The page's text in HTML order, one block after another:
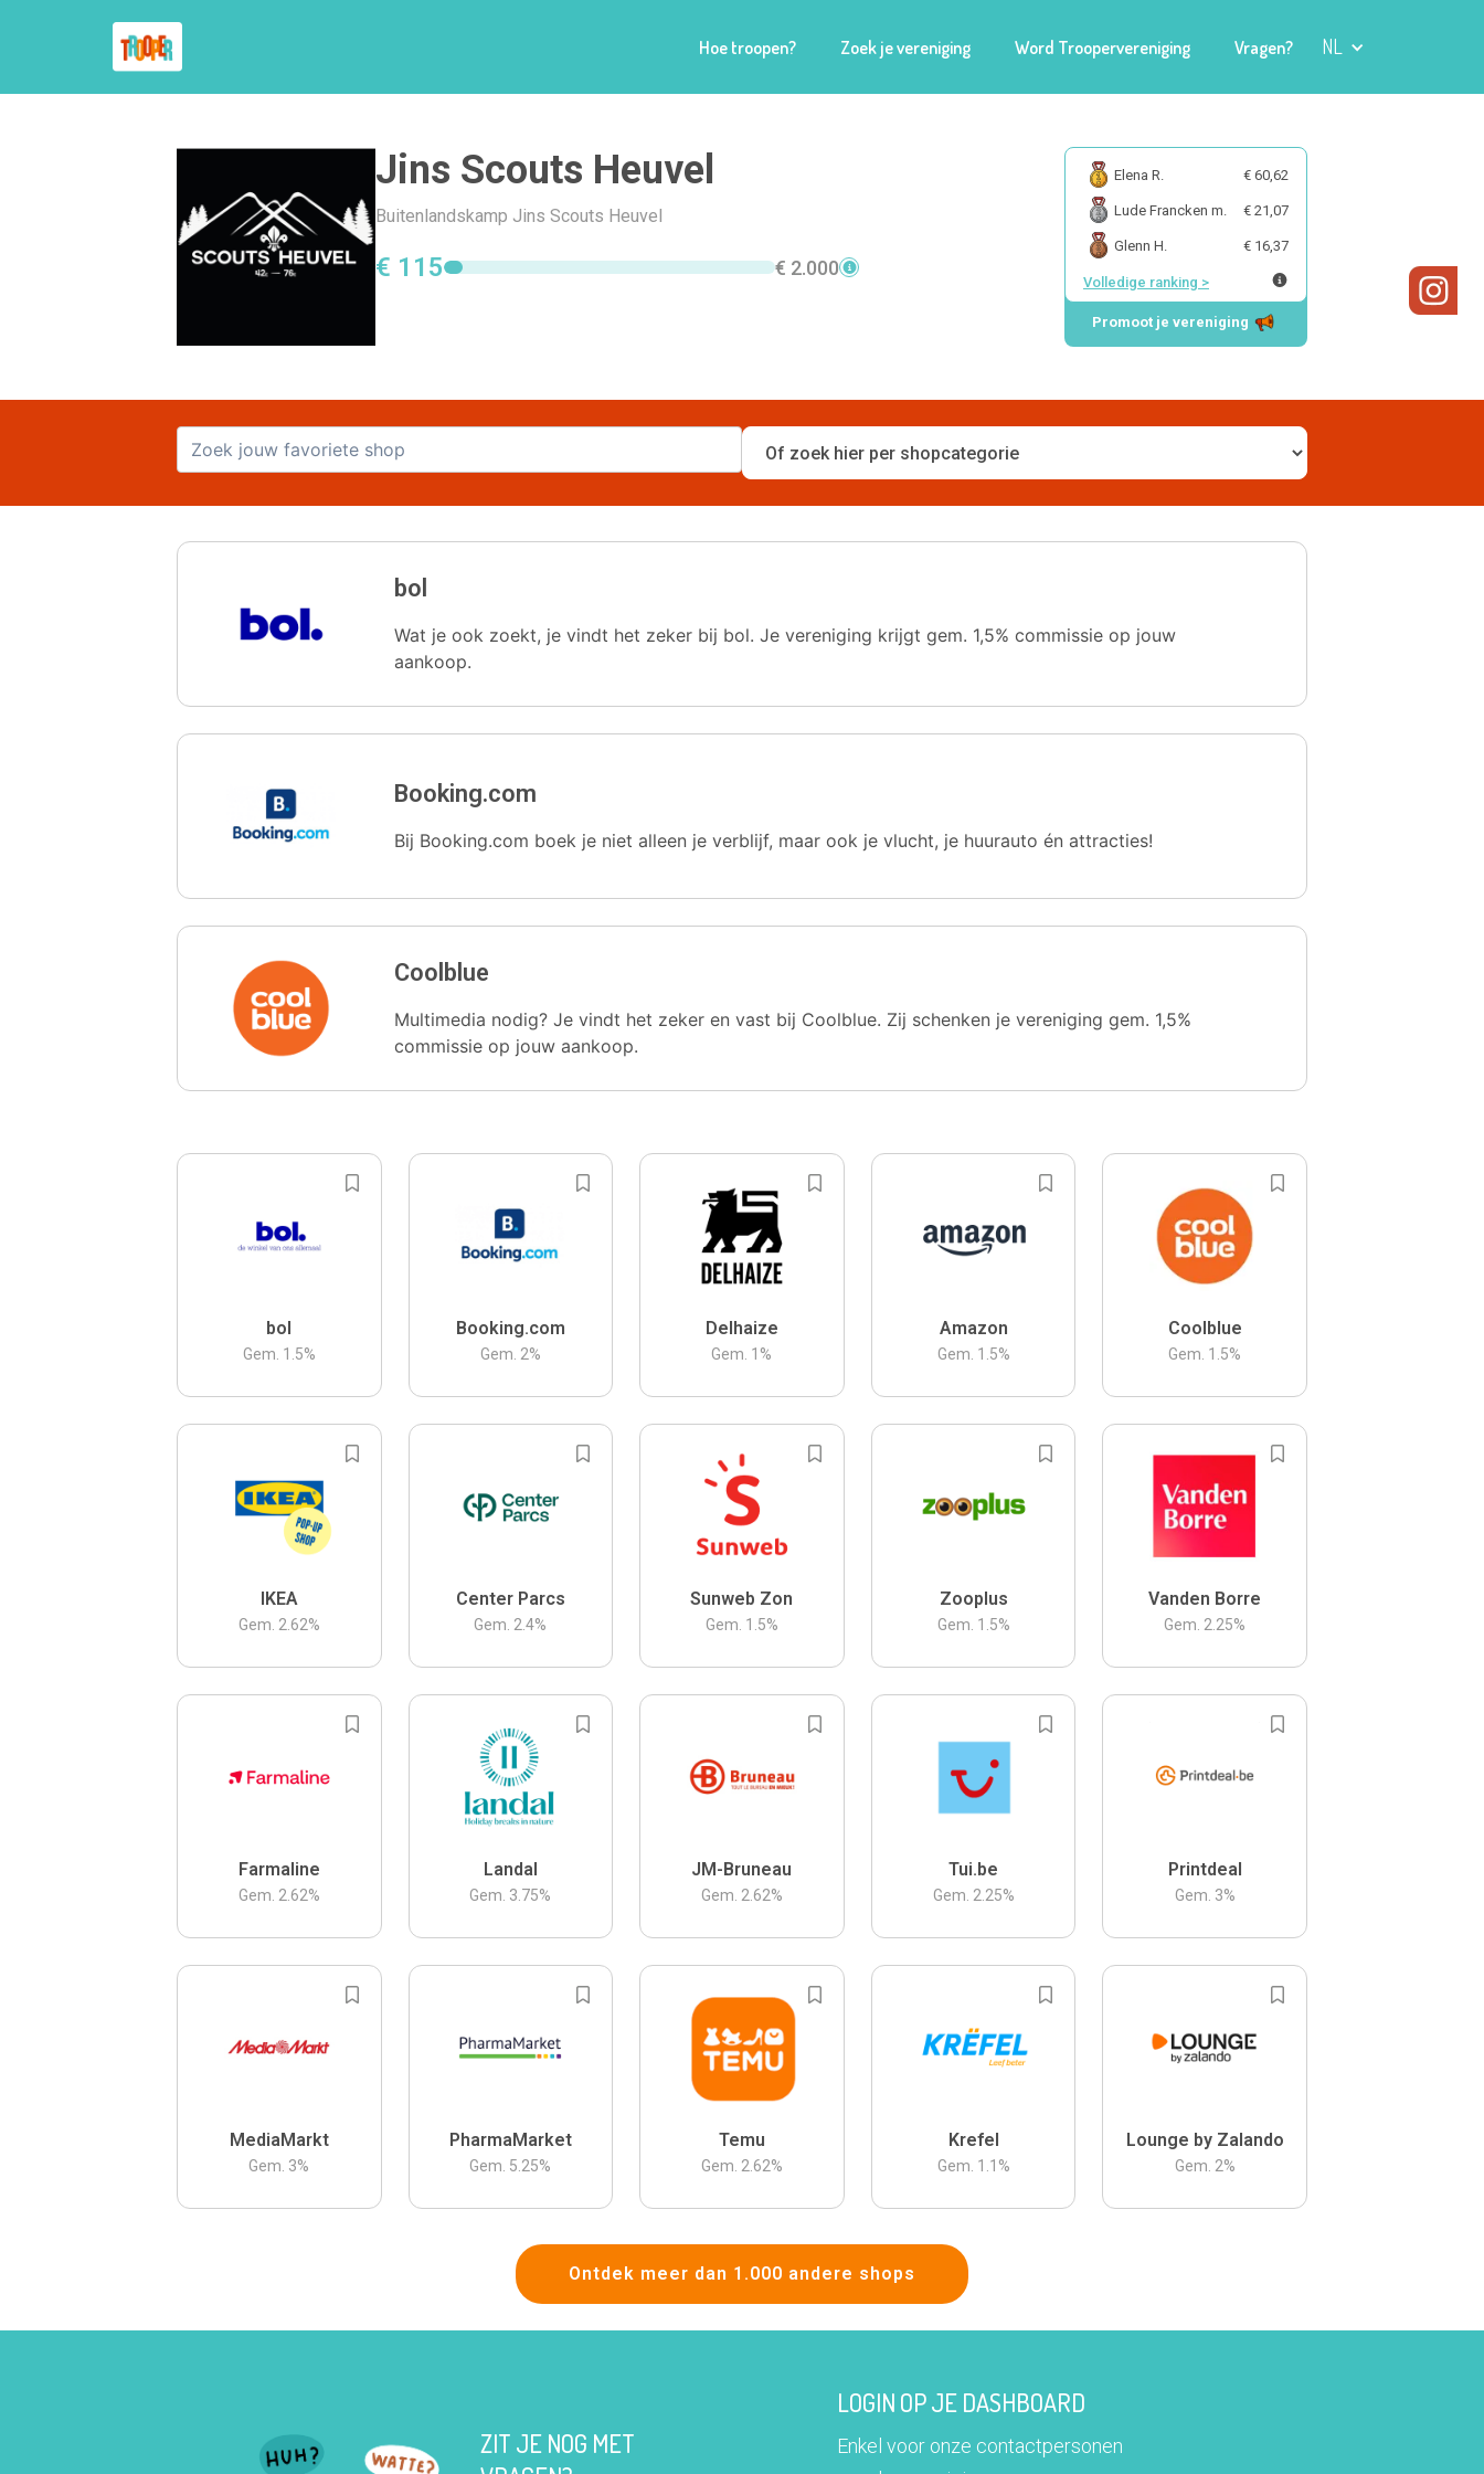
Hoe troopen? Zoek je vereniging Word Troopervereniging Vragen? NL
Jins Scouts Heuvel
Buitenlandskamp Jins Scouts Heuvel
€ 115 € 2.000
Elena R. € 60,62
Lude Francken m. € 21,07
Glenn H. € 16,37
Volledige ranking >
Promoot je vereniging
bol
Wat je ook zoekt, je vindt het zeker bij bol. Je vereniging krijgt gem. 1,5% commissie op jouw
aankoop.
Booking.com
Bij Booking.com boek je niet alleen je verblijf, maar ook je vlucht, je huurauto én attracties!
Coolblue
Multimedia nodig? Je vindt het zeker en vast bij Coolblue. Zij schenken je vereniging gem. 1,5%
commissie op jouw aankoop.
bol
Gem. 1.5%
Booking.com
Gem. 2%
Delhaize
Gem. 1 %
Amazon
Gem. 1.5%
Coolblue
Gem. 1.5%
IKEA
Gem. 2.62%
Center Parcs
Gem. 2.4%
Sunweb Zon
Gem. 1.5%
Zooplus
Gem. 1.5%
Vanden Borre
Gem. 2.25%
Farmaline
Gem. 2.62%
Landal
Gem. 3.75%
JM-Bruneau
Gem. 2.62%
Tui.be
Gem. 2.25%
Printdeal
Gem. 3%
MediaMarkt
Gem. 3%
PharmaMarket
Gem. 5.25%
Temu
Gem. 2.62%
Krefel
Gem. 1.1 %
Lounge by Zalando
Gem. 2%
Ontdek meer dan 1.000 andere shops
ZIT JE NOG MET
LOGIN OP JE DASHBOARD
Enkel voor onze contactpersonen